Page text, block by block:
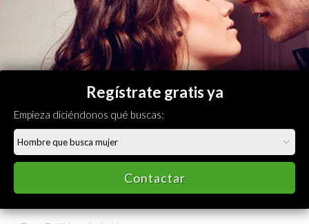
Regístrate gratis ya
Empieza diciéndonos qué buscas:
Contactar